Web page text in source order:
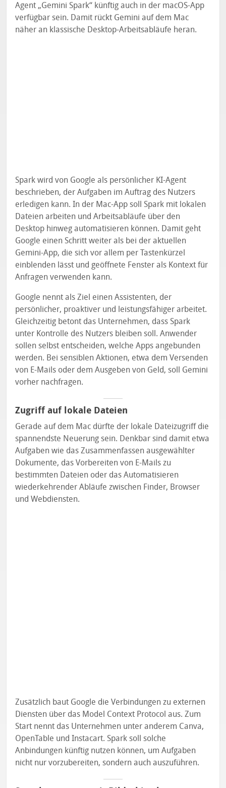
Agent „Gemini Spark“ künftig auch in der macOS-App
verfügbar sein. Damit rückt Gemini auf dem Mac
näher an klassische Desktop-Arbeitsabläufe heran.
Spark wird von Google als persönlicher KI-Agent
beschrieben, der Aufgaben im Auftrag des Nutzers
erledigen kann. In der Mac-App soll Spark mit lokalen
Dateien arbeiten und Arbeitsabläufe über den
Desktop hinweg automatisieren können. Damit geht
Google einen Schritt weiter als bei der aktuellen
Gemini-App, die sich vor allem per Tastenkürzel
einblenden lässt und geöffnete Fenster als Kontext für
Anfragen verwenden kann.
Google nennt als Ziel einen Assistenten, der
persönlicher, proaktiver und leistungsfähiger arbeitet.
Gleichzeitig betont das Unternehmen, dass Spark
unter Kontrolle des Nutzers bleiben soll. Anwender
sollen selbst entscheiden, welche Apps angebunden
werden. Bei sensiblen Aktionen, etwa dem Versenden
von E-Mails oder dem Ausgeben von Geld, soll Gemini
vorher nachfragen.
Zugriff auf lokale Dateien
Gerade auf dem Mac dürfte der lokale Dateizugriff die
spannendste Neuerung sein. Denkbar sind damit etwa
Aufgaben wie das Zusammenfassen ausgewählter
Dokumente, das Vorbereiten von E-Mails zu
bestimmten Dateien oder das Automatisieren
wiederkehrender Abläufe zwischen Finder, Browser
und Webdiensten.
Zusätzlich baut Google die Verbindungen zu externen
Diensten über das Model Context Protocol aus. Zum
Start nennt das Unternehmen unter anderem Canva,
OpenTable und Instacart. Spark soll solche
Anbindungen künftig nutzen können, um Aufgaben
nicht nur vorzubereiten, sondern auch auszuführen.